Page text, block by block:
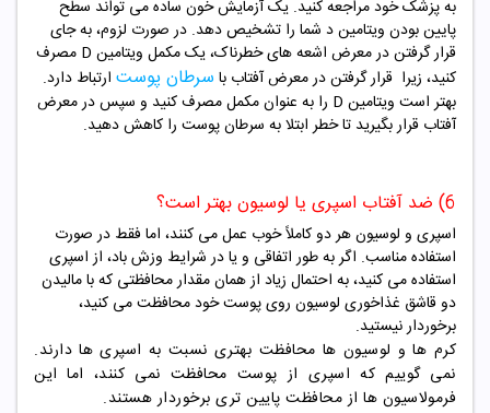
به پزشک خود مراجعه کنید. یک آزمایش خون ساده می تواند سطح
پایین بودن ویتامین د شما را تشخیص دهد. در صورت لزوم، به جای
قرار گرفتن در معرض اشعه های خطرناک، یک مکمل ویتامین D مصرف
کنید، زیرا قرار گرفتن در معرض آفتاب با سرطان پوست ارتباط دارد.
بهتر است ویتامین D را به عنوان مکمل مصرف کنید و سپس در معرض
آفتاب قرار بگیرید تا خطر ابتلا به سرطان پوست را کاهش دهید.
6) ضد آفتاب اسپری یا لوسیون بهتر است؟
اسپری و لوسیون هر دو کاملاً خوب عمل می کنند، اما فقط در صورت
استفاده مناسب. اگر به طور اتفاقی و یا در شرایط وزش باد، از اسپری
استفاده می کنید، به احتمال زیاد از همان مقدار محافظتی که با مالیدن
دو قاشق غذاخوری لوسیون روی پوست خود محافظت می کنید،
برخوردار نیستید.
کرم ها و لوسیون ها محافظت بهتری نسبت به اسپری ها دارند.
نمی گوییم که اسپری از پوست محافظت نمی کنند، اما این
فرمولاسیون ها از محافظت پایین تری برخوردار هستند.